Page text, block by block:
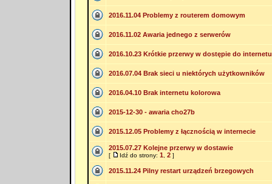
2016.11.04 Problemy z routerem domowym
2016.11.02 Awaria jednego z serwerów
2016.10.23 Krótkie przerwy w dostępie do internetu
2016.07.04 Brak sieci u niektórych użytkowników
2016.04.10 Brak internetu kolorowa
2015-12-30 - awaria cho27b
2015.12.05 Problemy z łącznością w internecie
2015.07.27 Kolejne przerwy w dostawie
[ Idź do strony: 1, 2]
2015.11.24 Pilny restart urządzeń brzegowych